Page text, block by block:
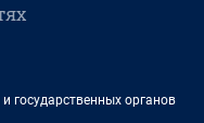
государственных органов